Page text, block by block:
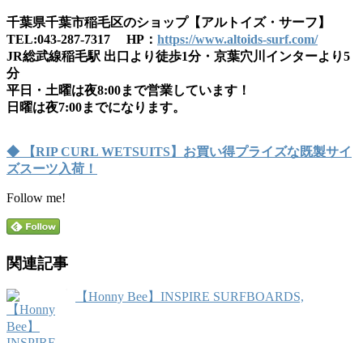
千葉県千葉市稲毛区のショップ【アルトイズ・サーフ】
TEL:043-287-7317 HP： https://www.altoids-surf.com/
JR総武線稲毛駅 出口より徒歩1分・京葉穴川インターより5
分
平日・土曜は夜8:00まで営業しています！
日曜は夜7:00までになります。
◆ 【RIP CURL WETSUITS】お買い得プライズな既製サイ
ズスーツ入荷！
Follow me!
関連記事
【Honny Bee】INSPIRE SURFBOARDS,